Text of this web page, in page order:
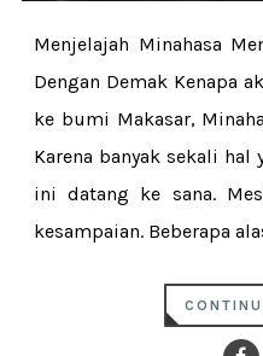
Menjelajah Minahasa
Dengan Demak Kenapa
ke bumi Makasar,
Karena banyak sekali
ini datang ke sana.
kesampaian. Beberapa